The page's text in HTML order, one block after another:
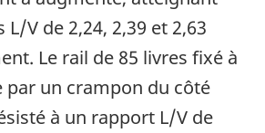
V de 2,24, 2,39 et 2,63
Le rail de 85 livres fixé à
par un crampon du côté
à un rapport L/V de